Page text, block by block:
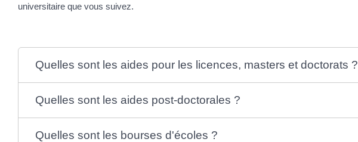
universitaire que vous suivez.
Quelles sont les aides pour les licences, masters et doctorats ?
Quelles sont les aides post-doctorales ?
Quelles sont les bourses d'écoles ?